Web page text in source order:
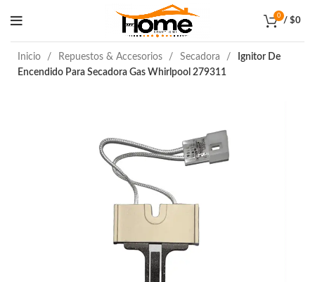
0
/ $0
Inicio Repuestos & Accesorios Secadora
Ignitor De
Encendido Para Secadora Gas Whirlpool 279311